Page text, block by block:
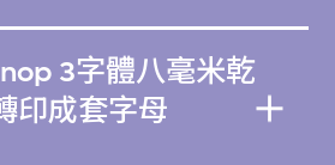
3字體八毫米乾
印成套字母